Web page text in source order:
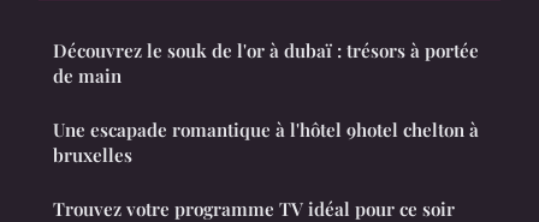
Découvrez le souk de l'or à dubaï : trésors à portée
de main
Une escapade romantique à l'hôtel 9hotel chelton à
bruxelles
Trouvez votre programme TV idéal pour ce soir